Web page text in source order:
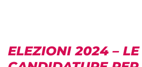
ELEZIONI 2024 – LE